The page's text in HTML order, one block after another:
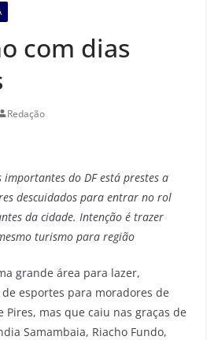
com dias
Redação
importantes do DF está prestes a
descuidados para entrar no rol
da cidade. Intenção é trazer
turismo para região
grande área para lazer,
esportes para moradores de
Pires, mas que caiu nas graças de
Samambaia, Riacho Fundo,